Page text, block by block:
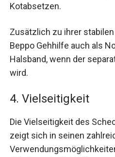
Kotabsetzen.
Zusätzlich zu ihrer
Beppo Gehhilfe auch als
Halsband, wenn der
wird.
4. Vielseitigkeit
Die Vielseitigkeit des
zeigt sich in seinen